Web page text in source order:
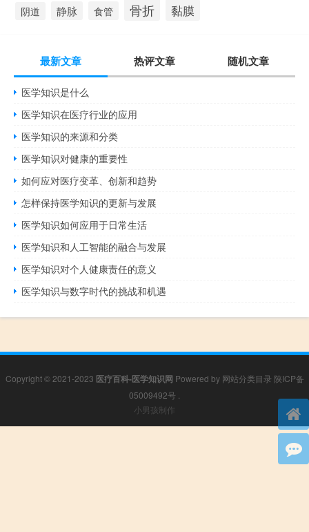
阴道 静脉 食管 骨折 黏膜
最新文章 热评文章 随机文章
医学知识是什么
医学知识在医疗行业的应用
医学知识的来源和分类
医学知识对健康的重要性
如何应对医疗变革、创新和趋势
怎样保持医学知识的更新与发展
医学知识如何应用于日常生活
医学知识和人工智能的融合与发展
医学知识对个人健康责任的意义
医学知识与数字时代的挑战和机遇
Copyright © 2021-2023 医疗百科-医学知识网 Powered by 网站分类目录 陕ICP备
05009492号
小男孩制作